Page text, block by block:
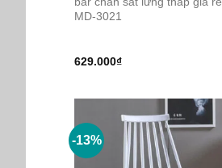
MD-3021
629.000₫
-13%